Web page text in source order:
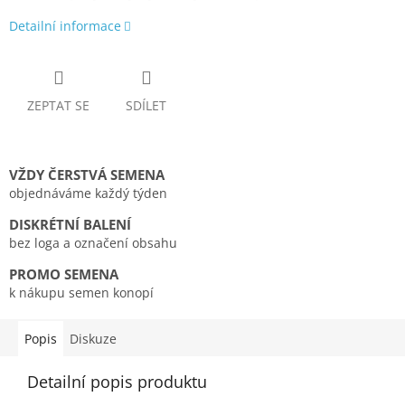
Detailní informace
ZEPTAT SE SDÍLET
VŽDY ČERSTVÁ SEMENA
objednáváme každý týden
DISKRÉTNÍ BALENÍ
bez loga a označení obsahu
PROMO SEMENA
k nákupu semen konopí
Popis Diskuze
Detailní popis produktu